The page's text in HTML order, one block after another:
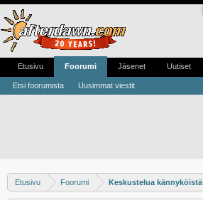
Etusivu Foorumi Keskustelua kännyköistä
Etusivu Foorumi
Etsi foorumista Uusimmat viestit
Jäsenet Uutiset